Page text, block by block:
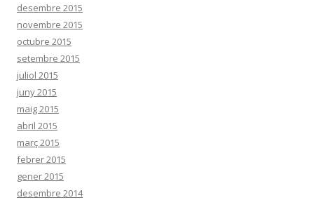
desembre 2015
novembre 2015
octubre 2015
setembre 2015
juliol 2015
juny 2015
maig 2015
abril 2015
març 2015
febrer 2015
gener 2015
desembre 2014